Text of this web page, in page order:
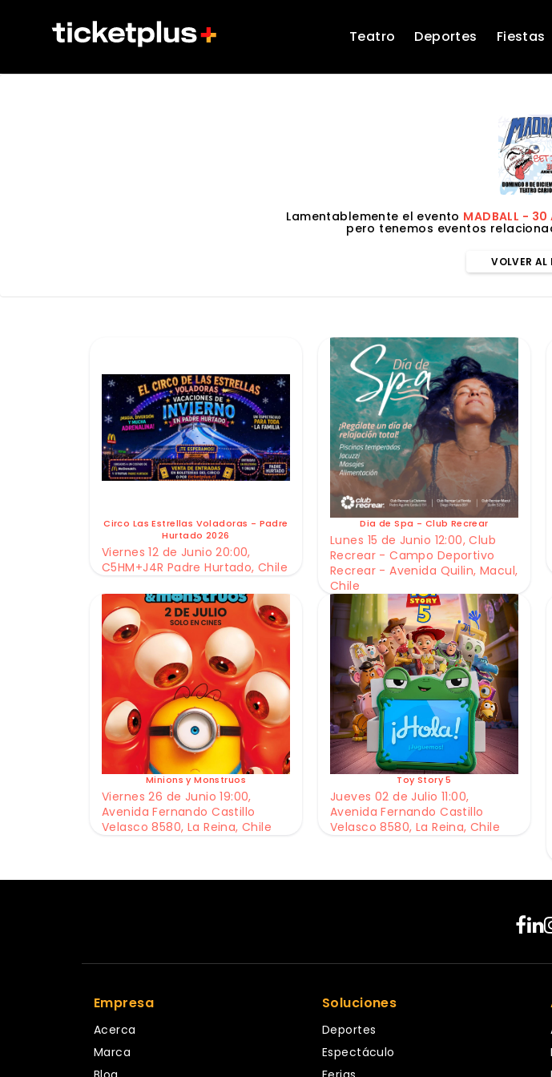
Teatro Deportes Fiestas
Lamentablemente el evento MADBALL -
pero tenemos eventos
VOLVER
Circo Las Estrellas Voladoras - Padre
Hurtado 2026
Viernes 12 de Junio 20:00,
C5HM+J4R Padre Hurtado, Chile
Dia de Spa - Club Recrear
Lunes 15 de Junio 12:00, Club
Recrear - Campo Deportivo
Recrear - Avenida Quilin, Macul,
Chile
Minions y Monstruos
Viernes 26 de Junio 19:00,
Avenida Fernando Castillo
Velasco 8580, La Reina, Chile
Toy Story 5
Jueves 02 de Julio 11:00,
Avenida Fernando Castillo
Velasco 8580, La Reina, Chile
Empresa
Acerca
Marca
Soluciones
Deportes
Espectáculo